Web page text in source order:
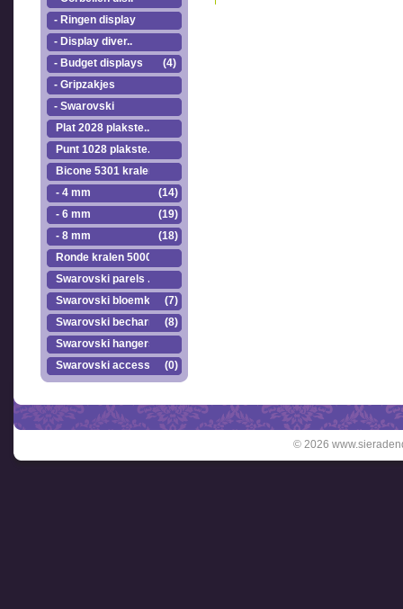
- Ringen display
- Display diver..
- Budget displays
(4)
- Gripzakjes
- Swarovski
Plat 2028 plakste..
Punt 1028 plakste..
Bicone 5301 kralen.
- 4 mm
(14)
- 6 mm
(19)
- 8 mm
(18)
Ronde kralen 5000
Swarovski parels ..
Swarovski bloemkr..
(7)
Swarovski becharmed(8)
Swarovski hangers
Swarovski accesso..
(0)
© 2026